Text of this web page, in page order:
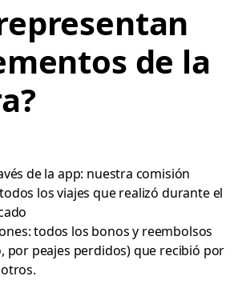
de la
de la app: nuestra comisión
los viajes que realizó durante el
todos los bonos y reembolsos
por peajes perdidos) que recibió por